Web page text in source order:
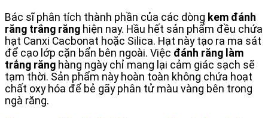
Bác sĩ phân tích thành phần của các dòng kem đánh
răng trắng răng hiện nay. Hầu hết sản phẩm đều chứa
hạt Canxi Cacbonat hoặc Silica. Hạt này tạo ra ma sát
để cạo lớp cặn bẩn bên ngoài. Việc đánh răng làm
trắng răng hàng ngày chỉ mang lại cảm giác sạch sẽ
tạm thời. Sản phẩm này hoàn toàn không chứa hoạt
chất oxy hóa để bẻ gãy phân tử màu vàng bên trong
ngà răng.